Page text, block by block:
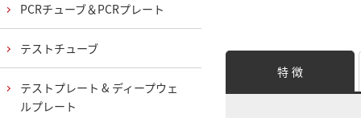
特 徴
PCRチューブ＆PCRプレート
テストチューブ
テストプレート & ディープウェ
ルプレート